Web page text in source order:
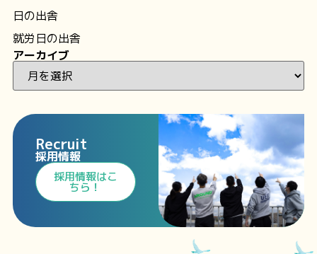
日の出舎
就労日の出舎
アーカイブ
Recruit
採用情報
⁩採用情報⁩はこ
ちら！